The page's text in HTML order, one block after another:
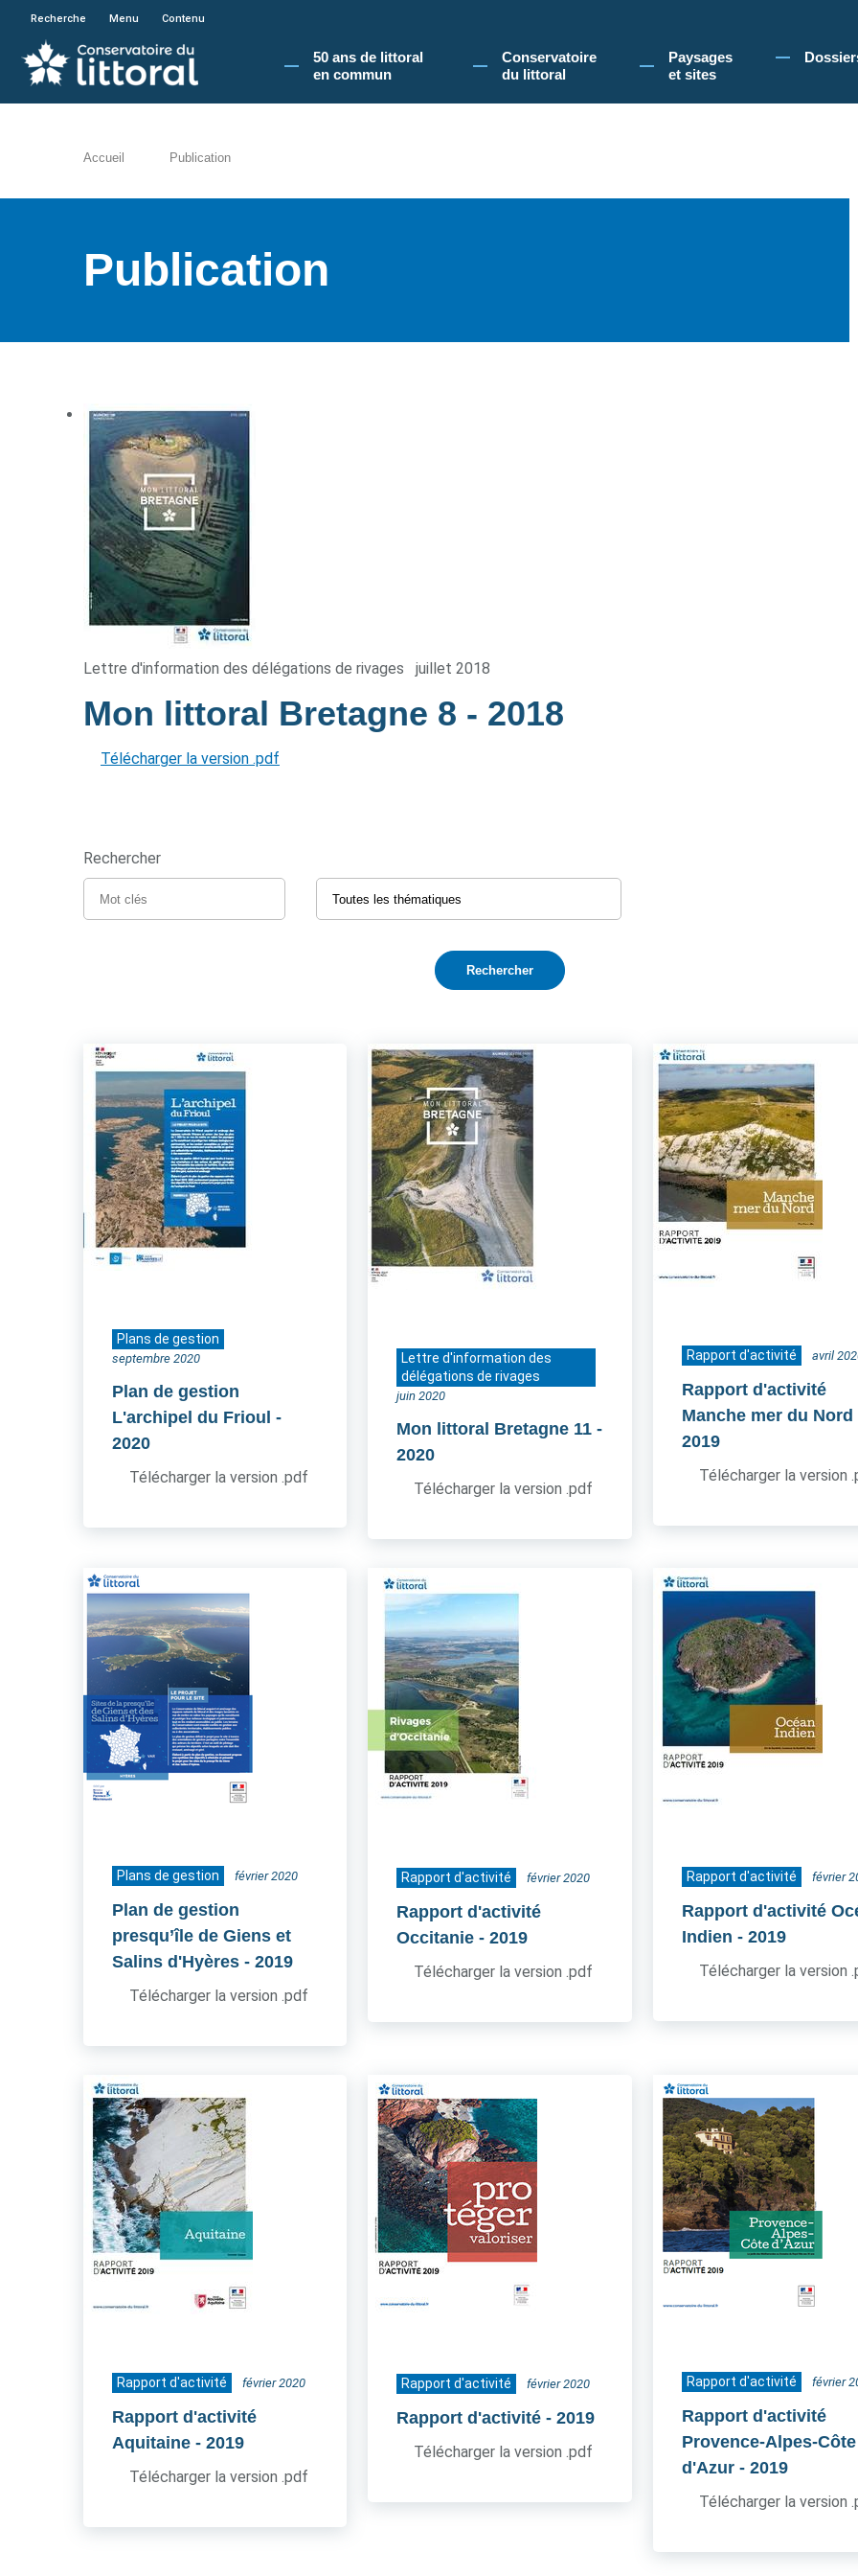
En poursuivant votre navigation sur le site du Conservatoire du littoral, vous acceptez l'utilisation de cookies pour vous
Recherche Menu Contenu
50 ans de littoral
en commun​
Conservatoire
du littoral
Paysages
et sites
Accueil Publication
Publication
Lettre d'information des délégations de rivages juillet 2018
Mon littoral Bretagne 8 - 2018
Télécharger la version .pdf
Rechercher
Plans de gestion
septembre 2020
Plan de gestion
L'archipel du Frioul -
2020
Télécharger la version .pdf
Lettre d'information des
délégations de rivages
juin 2020
Mon littoral Bretagne 11 -
2020
Télécharger la version .pdf
Rapport d'activité avril
Rapport d'activité
Manche mer du Nord
2019
Télécharger la version
Plans de gestion février 2020
Plan de gestion
presqu’île de Giens et
Salins d'Hyères - 2019
Télécharger la version .pdf
Rapport d'activité février 2020
Rapport d'activité
Occitanie - 2019
Télécharger la version .pdf
Rapport d'activité février
Rapport d'activité
Indien - 2019
Télécharger la version
Rapport d'activité février 2020
Rapport d'activité
Aquitaine - 2019
Télécharger la version .pdf
Rapport d'activité février 2020
Rapport d'activité - 2019
Télécharger la version .pdf
Rapport d'activité février
Rapport d'activité
Provence-Alpes-Côte
d'Azur - 2019
Télécharger la version